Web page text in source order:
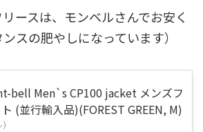
ースは、モンベルさんでお安く
スの肥やしになっています）
bell Men`s CP100 jacket メンズフ
(並行輸入品)(FOREST GREEN, M)
)